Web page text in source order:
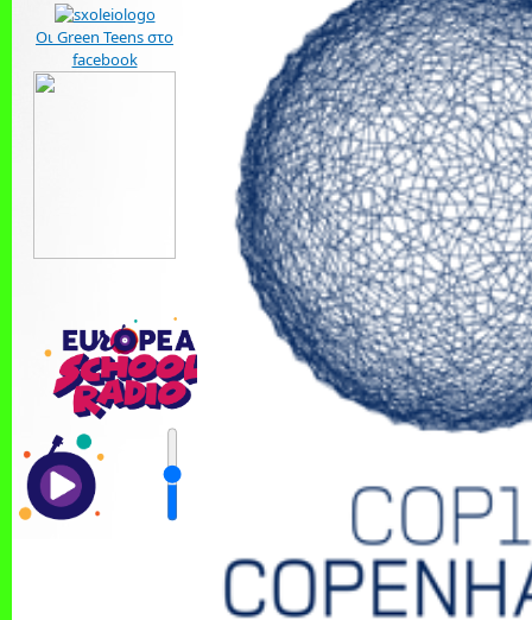
Οι Green Teens στο
facebook